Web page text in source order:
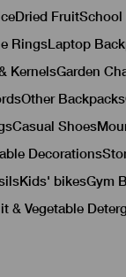
Dried FruitSchool
RingsLaptop
KernelsGarden
Other Backpacks
Casual Shoes
Decorations
Kids' bikesGym
& Vegetable